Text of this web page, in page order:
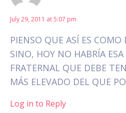
July 29, 2011 at 5:07 pm
PIENSO QUE ASÍ ES COMO
SINO, HOY NO HABRÍA
FRATERNAL QUE DEBE
MÁS ELEVADO DEL QUE
Log in to Reply